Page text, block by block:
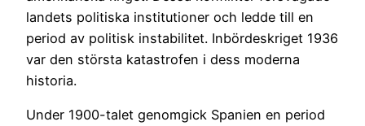
landets politiska institutioner och ledde till en
period av politisk instabilitet. Inbördeskriget 1936
var den största katastrofen i dess moderna
historia.
Under 1900-talet genomgick Spanien en period